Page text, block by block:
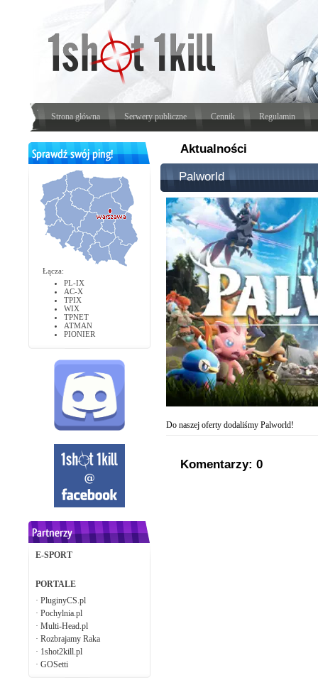
Strona główna Serwery publiczne Cennik Regulamin
Łącza:
PL-IX
AC-X
TPIX
WIX
TPNET
ATMAN
PIONIER
E-SPORT
PORTALE
· PluginyCS.pl
· Pochylnia.pl
· Multi-Head.pl
· Rozbrajamy Raka
· 1shot2kill.pl
· GOSetti
Aktualności
Palworld
Do naszej oferty dodaliśmy Palworld!
Komentarzy: 0